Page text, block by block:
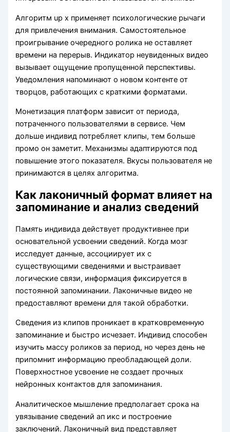
Алгоритм up x применяет психологические рычаги
для привлечения внимания. Самостоятельное
проигрывание очередного ролика не оставляет
времени на перерыв. Индикатор неувиденных видео
вызывает ощущение пропущенной перспективы.
Уведомления напоминают о новом контенте от
творцов, работающих с краткими форматами.
Монетизация платформ зависит от периода,
потраченного пользователями в сервисе. Чем
дольше индивид потребляет клипы, тем больше
промо он заметит. Механизмы адаптируются под
повышение этого показателя. Вкусы пользователя не
принимаются в целях алгоритма.
Как лаконичный формат влияет на
запоминание и анализ сведений
Память индивида действует продуктивнее при
основательной усвоении сведений. Когда мозг
исследует данные, ассоциирует их с
существующими сведениями и выстраивает
логические связи, информация фиксируется в
постоянной запоминании. Лаконичные видео не
предоставляют времени для такой обработки.
Сведения из клипов проникает в кратковременную
запоминание и быстро исчезает. Индивид способен
изучить массу роликов за период, но через день не
припомнит информацию преобладающей доли.
Поверхностное усвоение не создает прочных
нейронных контактов для запоминания.
Аналитическое мышление предполагает срока на
увязывание сведений ап икс и построение
заключений. Лаконичный вид представляет